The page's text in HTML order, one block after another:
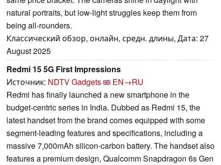
natural portraits, but low-light struggles keep them from
being all-rounders.
Классический обзор, онлайн, средн. длины, Дата: 27
August 2025
Redmi 15 5G First Impressions
Источник: NDTV Gadgets
EN→RU
Redmi has finally launched a new smartphone in the
budget-centric series in India. Dubbed as Redmi 15, the
latest handset from the brand comes equipped with some
segment-leading features and specifications, including a
massive 7,000mAh silicon-carbon battery. The handset also
features a premium design, Qualcomm Snapdragon 6s Gen